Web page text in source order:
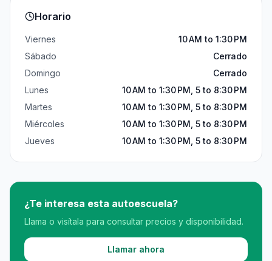
Horario
Viernes
10 AM to 1:30 PM
Sábado
Cerrado
Domingo
Cerrado
Lunes
10 AM to 1:30 PM, 5 to 8:30 PM
Martes
10 AM to 1:30 PM, 5 to 8:30 PM
Miércoles
10 AM to 1:30 PM, 5 to 8:30 PM
Jueves
10 AM to 1:30 PM, 5 to 8:30 PM
¿Te interesa esta autoescuela?
Llama o visítala para consultar precios y disponibilidad.
Llamar ahora